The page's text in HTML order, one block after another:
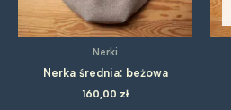
Nerki
Nerka średnia: beżowa
160,00 zł